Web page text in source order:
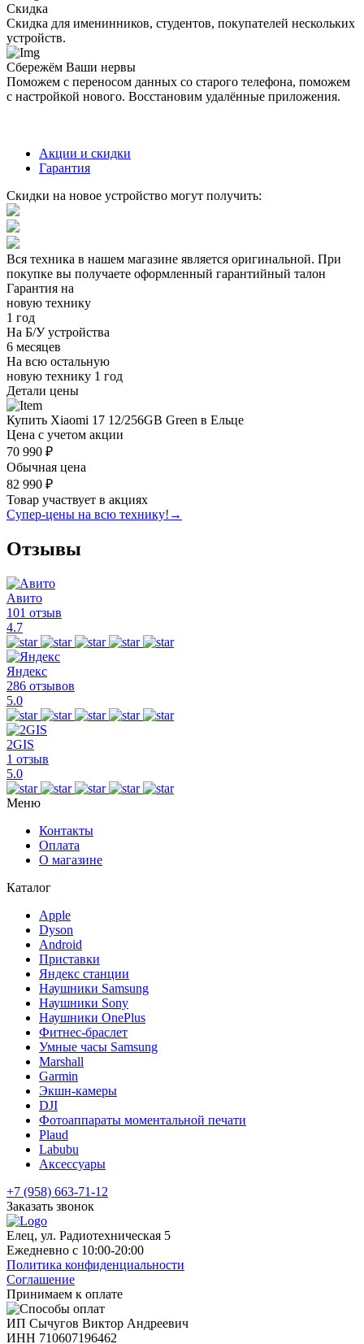
Скидка
Скидка для именинников, студентов, покупателей нескольких
устройств.
Сбережём Ваши нервы
Поможем с переносом данных со старого телефона, поможем
с настройкой нового. Восстановим удалённые приложения.
Акции и скидки
Гарантия
Скидки на новое устройство могут получить:
Вся техника в нашем магазине является оригинальной. При
покупке вы получаете оформленный гарантийный талон
Гарантия на
новую технику
1 год
На Б/У устройства
6 месяцев
На всю остальную
новую технику 1 год
Детали цены
Купить Xiaomi 17 12/256GB Green в Ельце
Цена с учетом акции
70 990 ₽
Обычная цена
82 990 ₽
Товар участвует в акциях
Супер-цены на всю технику! →
Отзывы
Авито
101 отзыв
4.7
Яндекс
286 отзывов
5.0
2GIS
1 отзыв
5.0
Меню
Контакты
Оплата
О магазине
Каталог
Apple
Dyson
Android
Приставки
Яндекс станции
Наушники Samsung
Наушники Sony
Наушники OnePlus
Фитнес-браслет
Умные часы Samsung
Marshall
Garmin
Экшн-камеры
DJI
Фотоаппараты моментальной печати
Plaud
Labubu
Аксессуары
+7 (958) 663-71-12
Заказать звонок
Елец, ул. Радиотехническая 5
Ежедневно с 10:00-20:00
Политика конфиденциальности
Соглашение
Принимаем к оплате
ИП Сычугов Виктор Андреевич
ИНН 710607196462